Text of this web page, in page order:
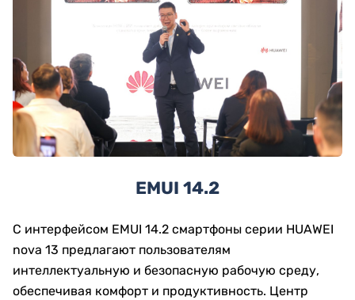
EMUI 14.2
С интерфейсом EMUI 14.2 смартфоны серии HUAWEI
nova 13 предлагают пользователям
интеллектуальную и безопасную рабочую среду,
обеспечивая комфорт и продуктивность. Центр